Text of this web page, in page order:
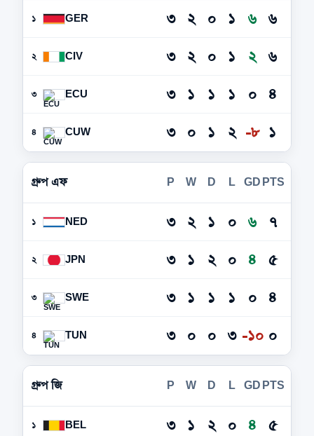
১ GER ৩ ২ ০ ১ ৬ ৬
২ CIV ৩ ২ ০ ১ ২ ৬
৩ ECU ৩ ১ ১ ১ ০ ৪
৪ CUW ৩ ০ ১ ২ -৮ ১
গ্রুপ এফ P W D L GD PTS
১ NED ৩ ২ ১ ০ ৬ ৭
২ JPN ৩ ১ ২ ০ ৪ ৫
৩ SWE ৩ ১ ১ ১ ০ ৪
৪ TUN ৩ ০ ০ ৩ -১০ ০
গ্রুপ জি P W D L GD PTS
১ BEL ৩ ১ ২ ০ ৪ ৫